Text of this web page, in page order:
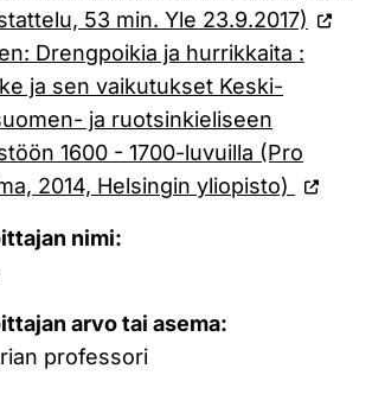
53 min. Yle 23.9.2017)
Drengpoikia ja hurrikkaita :
ja sen vaikutukset Keski-
ja ruotsinkieliseen
1600 - 1700-luvuilla (Pro
2014, Helsingin yliopisto)
nimi:
arvo tai asema:
professori